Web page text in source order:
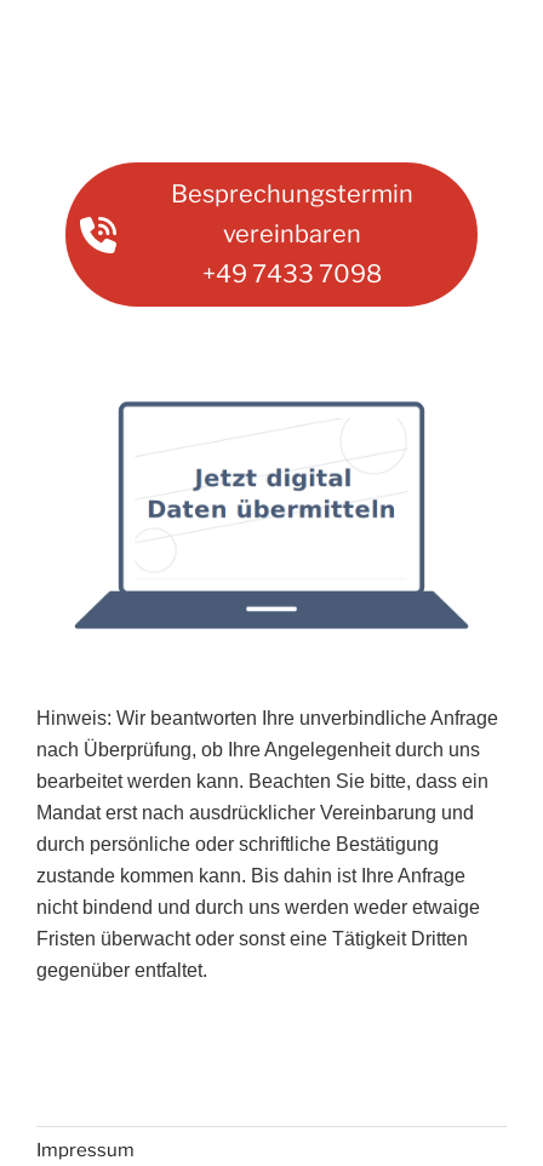
Besprechungstermin
vereinbaren
+49 7433 7098
Hinweis: Wir beantworten Ihre unverbindliche Anfrage
nach Überprüfung, ob Ihre Angelegenheit durch uns
bearbeitet werden kann. Beachten Sie bitte, dass ein
Mandat erst nach ausdrücklicher Vereinbarung und
durch persönliche oder schriftliche Bestätigung
zustande kommen kann. Bis dahin ist Ihre Anfrage
nicht bindend und durch uns werden weder etwaige
Fristen überwacht oder sonst eine Tätigkeit Dritten
gegenüber entfaltet.
Impressum